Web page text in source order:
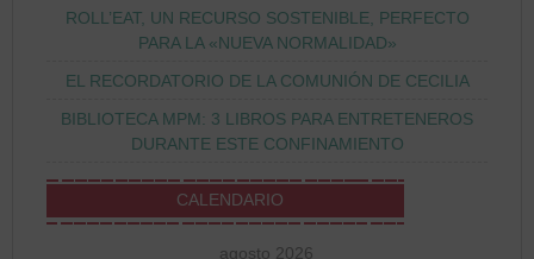
ROLL’EAT, UN RECURSO SOSTENIBLE, PERFECTO
PARA LA «NUEVA NORMALIDAD»
EL RECORDATORIO DE LA COMUNIÓN DE CECILIA
BIBLIOTECA MPM: 3 LIBROS PARA ENTRETENEROS
DURANTE ESTE CONFINAMIENTO
CALENDARIO
agosto 2026